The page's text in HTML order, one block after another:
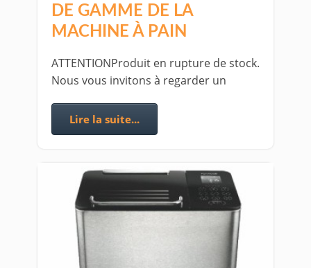
DE GAMME DE LA
MACHINE À PAIN
ATTENTIONProduit en rupture de stock.
Nous vous invitons à regarder un
Lire la suite...